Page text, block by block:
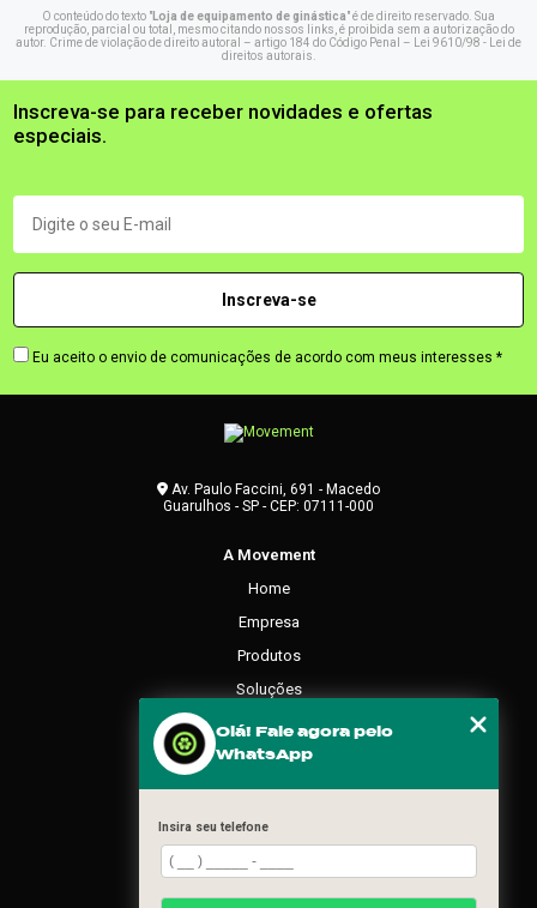
O conteúdo do texto " Loja de equipamento de ginástica" é de direito reservado. Sua
reprodução, parcial ou total, mesmo citando nossos links, é proibida sem a autorização do
autor. Crime de violação de direito autoral – artigo 184 do Código Penal –
Lei 9610/98 - Lei de
direitos autorais
Inscreva-se para receber novidades e ofertas
especiais.
Eu aceito o envio de comunicações de acordo com meus interesses *
Av. Paulo Faccini, 691 - Macedo
Guarulhos - SP - CEP: 07111-000
A Movement
Home
Empresa
Produtos
Soluções
Contato
Categorias
Mapa do site
REDES SOCIAIS
Olá! Fale agora pelo
WhatsApp
Insira seu telefone